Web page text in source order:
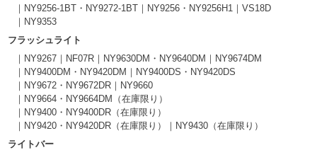
NY9256-1BT・NY9272-1BT
NY9256・NY9256H1
VS18D
NY9353
フラッシュライト
NY9267
NF07R NY9630DM・NY9640DM
NY9674DM
NY9400DM・NY9420DM
NY9400DS・NY9420DS
NY9672・NY9672DR
NY9660
NY9664・NY9664DM（在庫限り）
NY9400・NY9400DR（在庫限り）
NY9420・NY9420DR（在庫限り）
NY9430（在庫限り）
ライトバー